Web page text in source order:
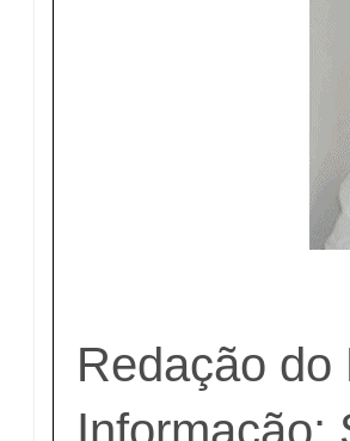
Redação
Informação: